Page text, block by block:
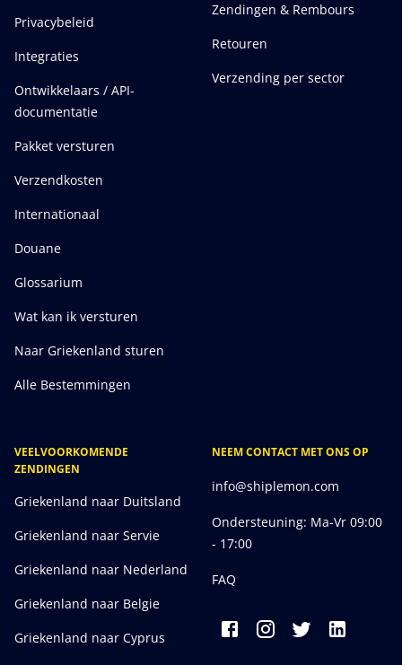
Privacybeleid
Integraties
Ontwikkelaars / API-
documentatie
Pakket versturen
Verzendkosten
Internationaal
Douane
Glossarium
Wat kan ik versturen
Naar Griekenland sturen
Alle Bestemmingen
Zendingen & Rembours
Retouren
Verzending per sector
VEELVOORKOMENDE
ZENDINGEN
Griekenland naar Duitsland
Griekenland naar Servie
Griekenland naar Nederland
Griekenland naar Belgie
Griekenland naar Cyprus
NEEM CONTACT MET ONS OP
info@shiplemon.com
Ondersteuning: Ma-Vr 09:00
- 17:00
FAQ